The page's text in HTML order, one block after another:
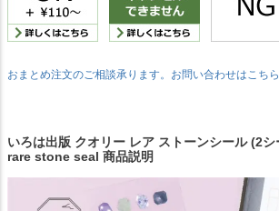
おまとめ注文のご相談承ります。お問い合わせはこちら
いろは出版 クオリー レア ストーンシール (2
rare stone seal 商品説明